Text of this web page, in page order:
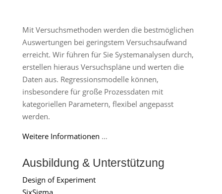
Mit Versuchsmethoden werden die bestmöglichen
Auswertungen bei geringstem Versuchsaufwand
erreicht. Wir führen für Sie Systemanalysen durch,
erstellen hieraus Versuchspläne und werten die
Daten aus. Regressionsmodelle können,
insbesondere für große Prozessdaten mit
kategoriellen Parametern, flexibel angepasst
werden.
Weitere Informationen …
Ausbildung & Unterstützung
Design of Experiment
SixSigma